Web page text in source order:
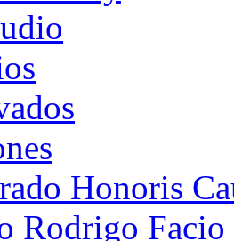
Honoris
Rodrigo Facio